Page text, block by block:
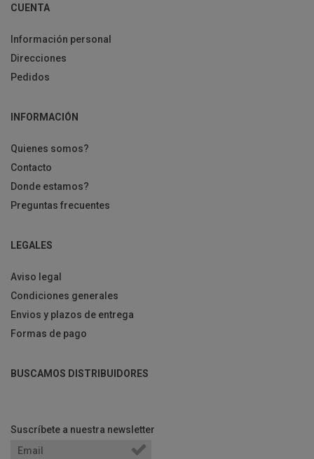
CUENTA
Información personal
Direcciones
Pedidos
INFORMACIÓN
Quienes somos?
Contacto
Donde estamos?
Preguntas frecuentes
LEGALES
Aviso legal
Condiciones generales
Envios y plazos de entrega
Formas de pago
BUSCAMOS DISTRIBUIDORES
Suscríbete a nuestra newsletter